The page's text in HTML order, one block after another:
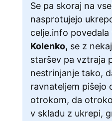
Se pa skoraj na
nasprotujejo
celje.info
Kolenko, se z
staršev pa vztraja
nestrinjanje tako,
ravnateljem pišejo
otrokom, da
v skladu z ukrepi,